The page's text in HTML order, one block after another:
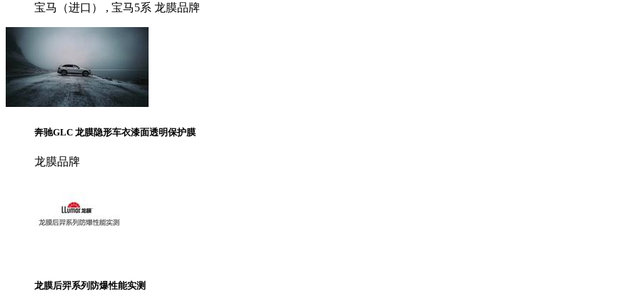
宝马（进口） , 宝马5系 龙膜品牌
奔驰GLC 龙膜隐形车衣漆面透明保护膜
龙膜品牌
龙膜后羿系列防爆性能实测